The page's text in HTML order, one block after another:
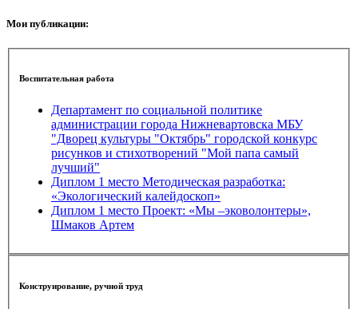
Мои публикации:
Воспитательная работа
Департамент по социальной политике
администрации города Нижневартовска МБУ
"Дворец культуры "Октябрь" городской конкурс
рисунков и стихотворений "Мой папа самый
лучший"
Диплом 1 место Методическая разработка:
«Экологический калейдоскоп»
Диплом 1 место Проект: «Мы –эковолонтеры»,
Шмаков Артем
Конструирование, ручной труд